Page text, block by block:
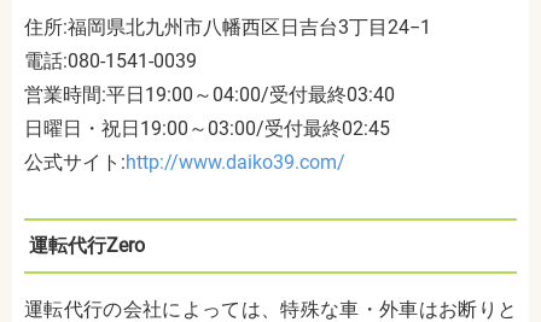
住所:福岡県北九州市八幡西区日吉台3丁目24−1
電話:080-1541-0039
営業時間:平日19:00 ～ 04:00/受付最終03:40
日曜日・祝日19:00 ～ 03:00/受付最終02:45
公式サイト:http://www.daiko39.com/
運転代行Zero
運転代行の会社によっては、特殊な車・外車はお断りと